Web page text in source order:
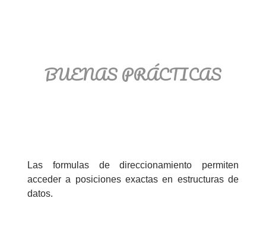
BUENAS PRÁCTICAS
Las formulas de direccionamiento permiten
acceder a posiciones exactas en estructuras de
datos.